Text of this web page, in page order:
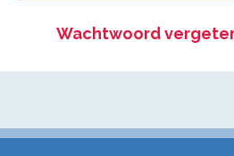
Wachtwoord